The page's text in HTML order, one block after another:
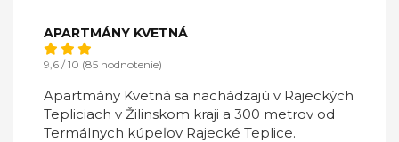
APARTMÁNY KVETNÁ
9,6 / 10 (85 hodnotenie)
Apartmány Kvetná sa nachádzajú v Rajeckých
Tepliciach v Žilinskom kraji a 300 metrov od
Termálnych kúpeľov Rajecké Teplice.